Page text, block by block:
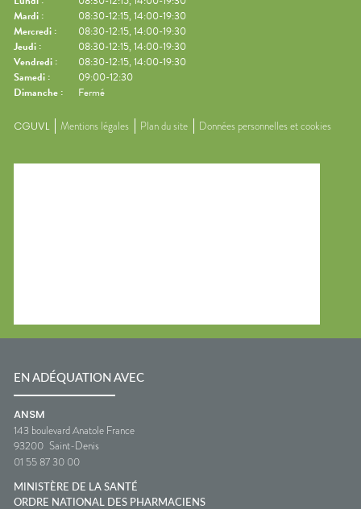
Mardi :
08:30-12:15, 14:00-19:30
Mercredi :
08:30-12:15, 14:00-19:30
Jeudi :
08:30-12:15, 14:00-19:30
Vendredi :
08:30-12:15, 14:00-19:30
Samedi :
09:00-12:30
Dimanche : Fermé
CGUVL Mentions légales Plan du site Données personnelles et cookies
EN ADÉQUATION AVEC
ANSM
143 boulevard Anatole France
93200 Saint-Denis
01 55 87 30 00
MINISTÈRE DE LA SANTÉ
ORDRE NATIONAL DES PHARMACIENS